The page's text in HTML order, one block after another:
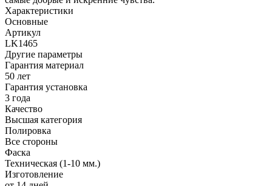
Характеристики
Основные
Артикул
LK1465
Другие параметры
Гарантия материал
50 лет
Гарантия установка
3 года
Качество
Высшая категория
Полировка
Все стороны
Фаска
Техническая (1-10 мм.)
Изготовление